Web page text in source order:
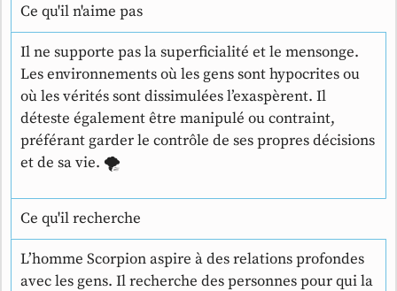
Ce qu'il n'aime pas
Il ne supporte pas la superficialité et le mensonge.
Les environnements où les gens sont hypocrites ou
où les vérités sont dissimulées l’exaspèrent. Il
déteste également être manipulé ou contraint,
préférant garder le contrôle de ses propres décisions
et de sa vie. 🌪️
Ce qu'il recherche
L’homme Scorpion aspire à des relations profondes
avec les gens. Il recherche des personnes pour qui la